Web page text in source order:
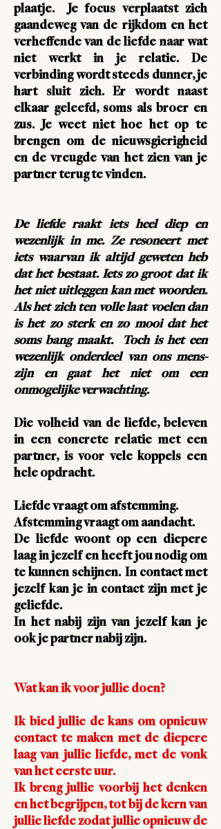
plaatje.Je focus verplaatst zich
gaandeweg van de rijkdom en het
verheffende van de liefde naar wat
niet werkt in je relatie. De
verbinding wordt steeds dunner, je
hart sluit zich. Er wordt naast
elkaar geleefd, soms als broer en
zus. Je weet niet hoe het op te
brengen om de nieuwsgierigheid
en de vreugde van het zien van je
partner terug te vinden.
De liefde raakt iets heel diep en
wezenlijk in me. Ze resoneert met
iets waarvan ik altijd geweten heb
dat het bestaat. Iets zo groot dat ik
het niet uitleggen kan met woorden.
Als het zich ten volle laat voelen dan
is het zo sterk en zo mooi dat het
soms bang maakt.
Toch is het een
wezenlijk onderdeel van ons mens-
zijn en gaat het niet om een
onmogelijke verwachting.
Die volheid van de liefde, beleven
in een concrete relatie met een
partner, is voor vele koppels een
hele opdracht.
Liefde vraagt omafstemming.
Afstemming vraagt om aandacht.
De liefde woont op een diepere
laag in jezelf en heeft jou nodig om
te kunnen schijnen. In contact met
jezelf kan je in contact zijn met je
geliefde.
In het nabij zijn van jezelf kan je
ook je partner nabij zijn.
Wat kan ik voor jullie doen?
Ik bied jullie de kans om opnieuw
contact te maken met de diepere
laag van jullie liefde, met de vonk
van het eerste uur.
Ik breng jullie voorbij het denken
en het begrijpen, tot bij de kern van
jullie liefde zodat jullie opnieuw de